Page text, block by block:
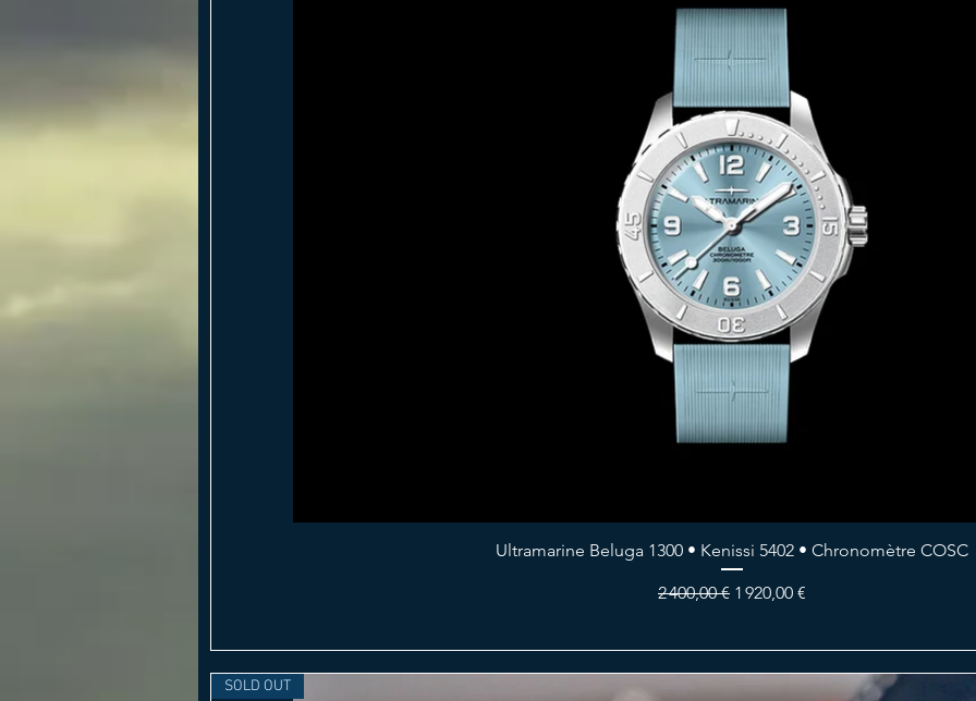
Ultramarine Beluga 1300 • Kenissi 5402 • Chronomètre COSC
Prix original
2 400,00 € Prix promotionnel
1 920,00 €
SOLD OUT